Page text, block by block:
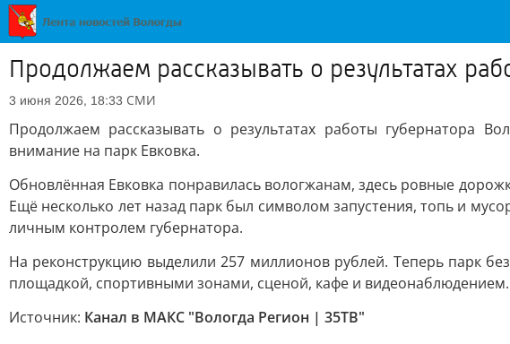
Продолжаем рассказывать о результатах
3 июня 2026, 18:33 СМИ
Продолжаем рассказывать о результатах работы губернатора
внимание на парк Евковка.
Обновлённая Евковка понравилась вологжанам, здесь ровные
Ещё несколько лет назад парк был символом запустения, топь и
личным контролем губернатора.
На реконструкцию выделили 257 миллионов рублей. Теперь парк
площадкой, спортивными зонами, сценой, кафе и
Источник: Канал в МАКС "Вологда Регион | 35ТВ"